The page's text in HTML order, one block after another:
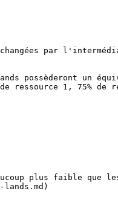
par
possèderont un
1, 75% de
plus faible que